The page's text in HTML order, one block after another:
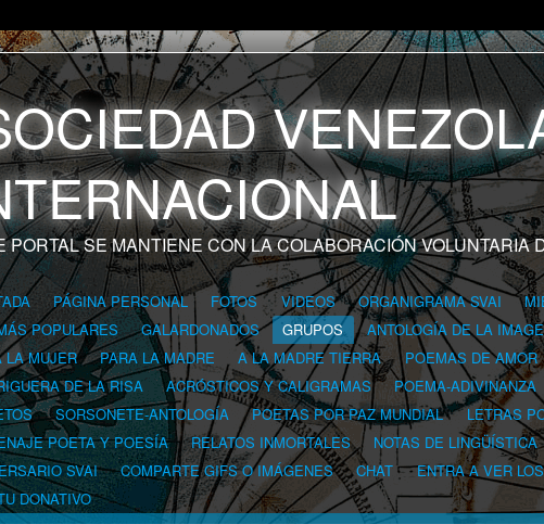
PORTAL SE MANTIENE CON LA COLABORACIÓN VOLUNTARIA
PÁGINA PERSONAL FOTOS VIDEOS ORGANIGRAMA SVAI
POPULARES
GALARDONADOS GRUPOS ANTOLOGÍA DE LA
LA MUJER
PARA LA MADRE A LA MADRE TIERRA POEMAS DE AMOR
DE LA RISA
ACRÓSTICOS Y CALIGRAMAS POEMA-ADIVINANZA
SORSONETE-ANTOLOGÍA POETAS POR PAZ MUNDIAL LETRAS
POETA Y POESÍA
RELATOS INMORTALES NOTAS DE LINGÜÍSTICA
SVAI
COMPARTE GIFS O IMÁGENES CHAT ENTRA A VER
DONATIVO